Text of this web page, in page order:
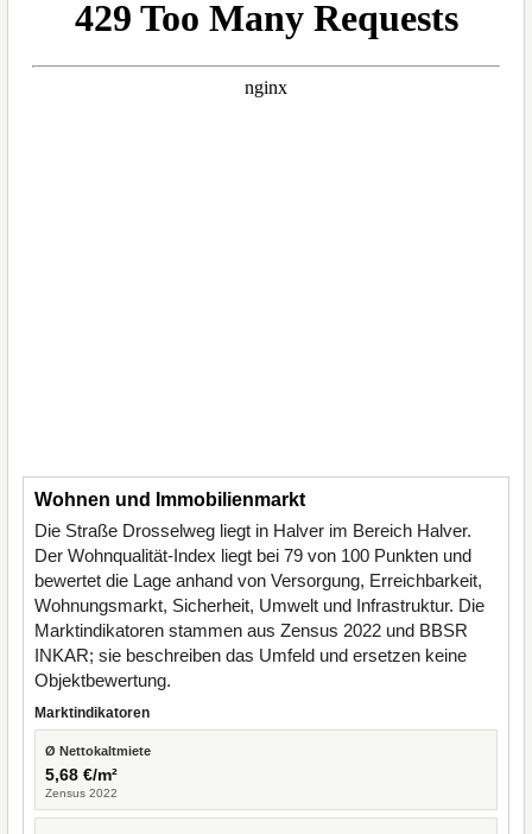
Wohnen und Immobilienmarkt
Die Straße Drosselweg liegt in Halver im Bereich Halver.
Der Wohnqualität-Index liegt bei 79 von 100 Punkten und
bewertet die Lage anhand von Versorgung, Erreichbarkeit,
Wohnungsmarkt, Sicherheit, Umwelt und Infrastruktur. Die
Marktindikatoren stammen aus Zensus 2022 und BBSR
INKAR; sie beschreiben das Umfeld und ersetzen keine
Objektbewertung.
Marktindikatoren
Ø Nettokaltmiete
5,68 €/m²
Zensus 2022